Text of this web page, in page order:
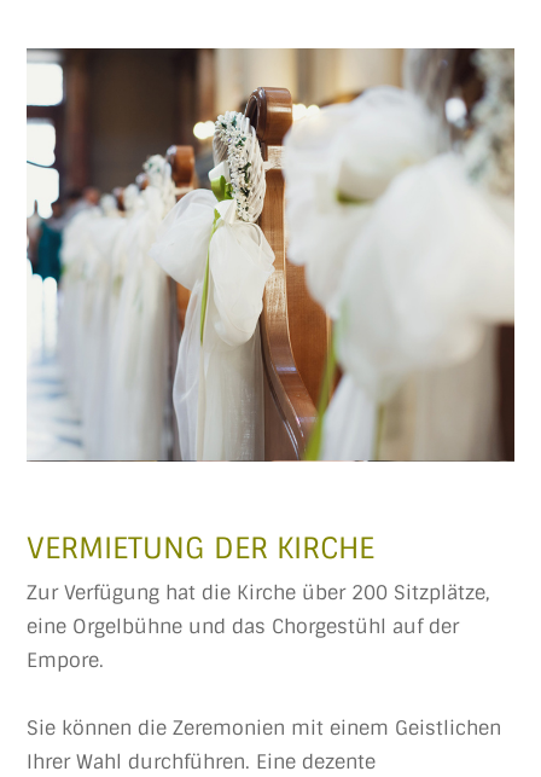
VERMIETUNG DER KIRCHE
Zur Verfügung hat die Kirche über 200 Sitzplätze,
eine Orgelbühne und das Chorgestühl auf der
Empore.
Sie können die Zeremonien mit einem Geistlichen
Ihrer Wahl durchführen. Eine dezente